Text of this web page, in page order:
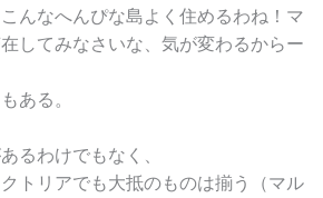
こんなへんぴな島よく住めるわね！マ
してみなさいな、気が変わるからー
ある。
るわけでもなく、
トリアでも大抵のものは揃う（マル